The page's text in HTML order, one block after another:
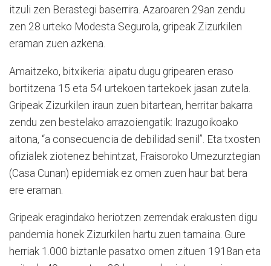
itzuli zen Berastegi baserrira. Azaroaren 29an zendu
zen 28 urteko Modesta Segurola, gripeak Zizurkilen
eraman zuen azkena.
Amaitzeko, bitxikeria: aipatu dugu gripearen eraso
bortitzena 15 eta 54 urtekoen tartekoek jasan zutela.
Gripeak Zizurkilen iraun zuen bitartean, herritar bakarra
zendu zen bestelako arrazoiengatik: Irazugoikoako
aitona, “a consecuencia de debilidad senil”. Eta txosten
ofizialek ziotenez behintzat, Fraisoroko Umezurztegian
(Casa Cunan) epidemiak ez omen zuen haur bat bera
ere eraman.
Gripeak eragindako heriotzen zerrendak erakusten digu
pandemia honek Zizurkilen hartu zuen tamaina. Gure
herriak 1.000 biztanle pasatxo omen zituen 1918an eta